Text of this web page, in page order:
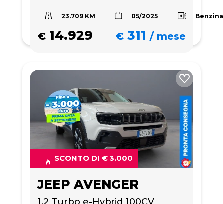
23.709 KM 05/2025 Benzina
€ 14.929 € 311 /mese
SCONTO DI € 3.000
JEEP AVENGER
1.2 Turbo e-Hybrid 100CV